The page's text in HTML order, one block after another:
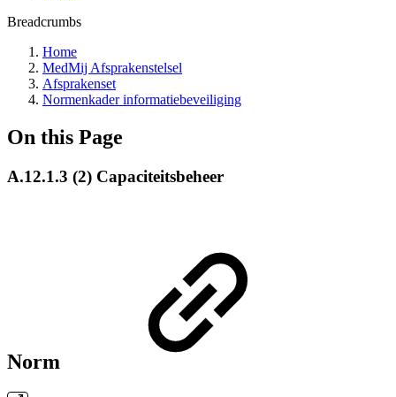
Breadcrumbs
Home
MedMij Afsprakenstelsel
Afsprakenset
Normenkader informatiebeveiliging
On this Page
A.12.1.3 (2) Capaciteitsbeheer
Norm